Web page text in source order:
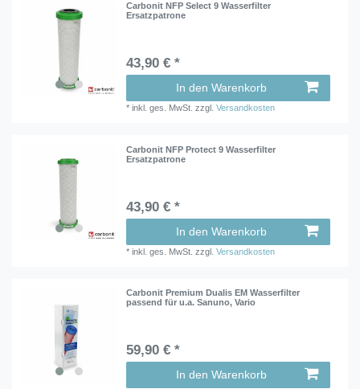
Carbonit NFP Select 9 Wasserfilter
Ersatzpatrone
43,90 € *
In den Warenkorb
*inkl. ges. MwSt. zzgl.Versandkosten
Carbonit NFP Protect 9 Wasserfilter
Ersatzpatrone
43,90 € *
In den Warenkorb
*inkl. ges. MwSt. zzgl.Versandkosten
Carbonit Premium Dualis EM Wasserfilter
passend für u.a. Sanuno, Vario
59,90 € *
In den Warenkorb